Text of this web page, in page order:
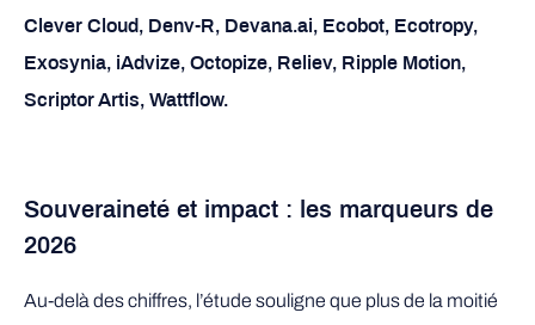
Clever Cloud, Denv-R, Devana.ai, Ecobot, Ecotropy,
Exosynia, iAdvize, Octopize, Reliev, Ripple Motion,
Scriptor Artis, Wattflow.
Souveraineté et impact : les marqueurs de
2026
Au-delà des chiffres, l’étude souligne que plus de la moitié